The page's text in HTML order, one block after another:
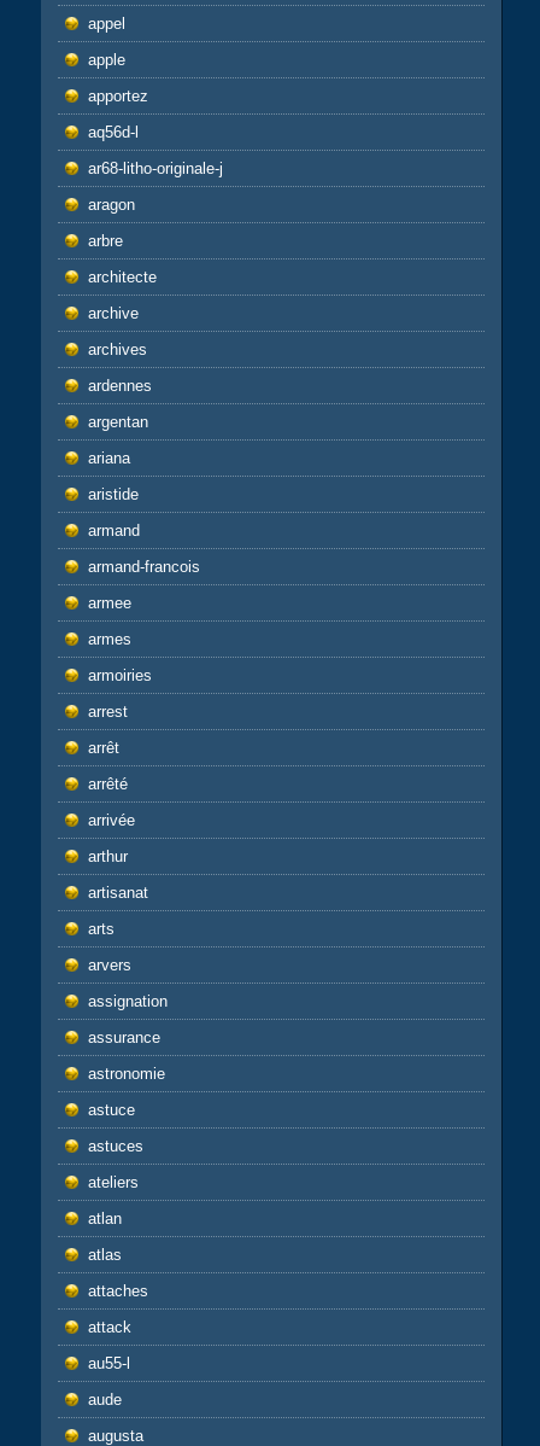
appel
apple
apportez
aq56d-l
ar68-litho-originale-j
aragon
arbre
architecte
archive
archives
ardennes
argentan
ariana
aristide
armand
armand-francois
armee
armes
armoiries
arrest
arrêt
arrêté
arrivée
arthur
artisanat
arts
arvers
assignation
assurance
astronomie
astuce
astuces
ateliers
atlan
atlas
attaches
attack
au55-l
aude
augusta